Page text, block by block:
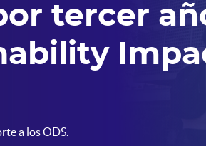
tu
elegirla?
Y recibe un bono de $250.000 para tu
Ya